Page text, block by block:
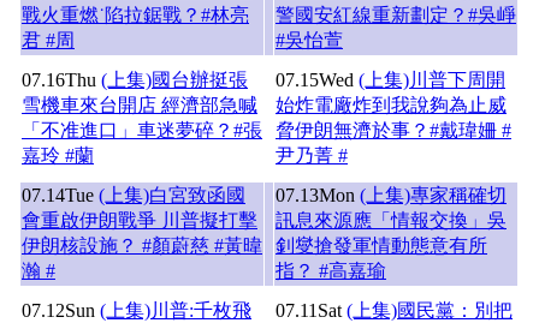
戰火重燃˙陷拉鋸戰？#林亮
君 #周
警國安紅線重新劃定？#吳崢
#吳怡萱
07.16Thu (上集)國台辦挺張
雪機車來台開店 經濟部急喊
「不准進口」車迷夢碎？#張
嘉玲 #蘭
07.15Wed (上集)川普下周開
始炸電廠炸到我說夠為止威
脅伊朗無濟於事？#戴瑋姍 #
尹乃菁 #
07.14Tue (上集)白宮致函國
會重啟伊朗戰爭 川普擬打擊
伊朗核設施？ #顏蔚慈 #黃暐
瀚 #
07.13Mon (上集)專家稱確切
訊息來源應「情報交換」吳
釗燮搶發軍情動態意有所
指？ #高嘉瑜
07.12Sun (上集)川普:千枚飛
07.11 Sat (上集)國民黨：別把